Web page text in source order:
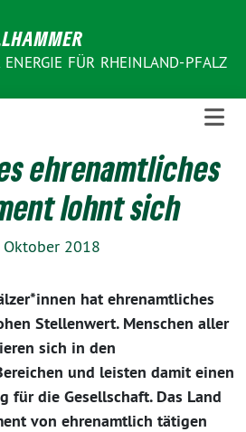
FÜR RHEINLAND-PFALZ
ehrenamtliches
lohnt sich
Oktober 2018
hat ehrenamtliches
Stellenwert. Menschen aller
sich in den
und leisten damit einen
für die Gesellschaft. Das Land
von ehrenamtlich tätigen